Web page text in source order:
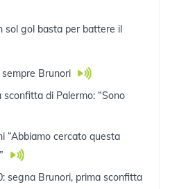
sol gol basta per battere il
Brunori
di Palermo: “Sono
“Abbiamo cercato questa
segna Brunori, prima sconfitta